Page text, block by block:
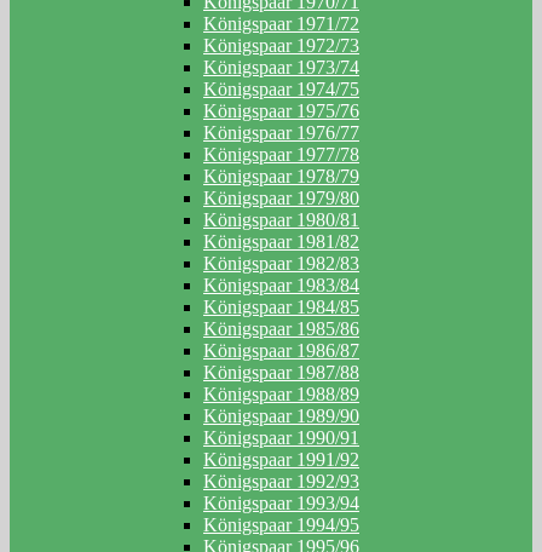
Königspaar 1971/72
Königspaar 1972/73
Königspaar 1973/74
Königspaar 1974/75
Königspaar 1975/76
Königspaar 1976/77
Königspaar 1977/78
Königspaar 1978/79
Königspaar 1979/80
Königspaar 1980/81
Königspaar 1981/82
Königspaar 1982/83
Königspaar 1983/84
Königspaar 1984/85
Königspaar 1985/86
Königspaar 1986/87
Königspaar 1987/88
Königspaar 1988/89
Königspaar 1989/90
Königspaar 1990/91
Königspaar 1991/92
Königspaar 1992/93
Königspaar 1993/94
Königspaar 1994/95
Königspaar 1995/96